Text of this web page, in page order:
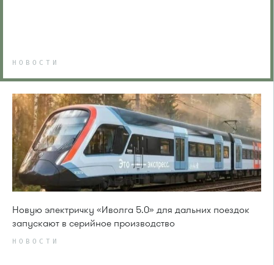
НОВОСТИ
Новую электричку «Иволга 5.0» для дальних поездок
запускают в серийное производство
НОВОСТИ